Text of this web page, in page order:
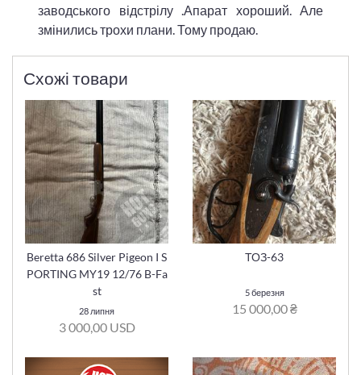
заводського відстрілу .Апарат хороший. Але
змінились трохи плани. Тому продаю.
Схожі товари
Beretta 686 Silver Pigeon I S
PORTING MY19 12/76 B-Fa
st
28 липня
3 000,00 USD
ТОЗ-63
5 березня
15 000,00 ₴